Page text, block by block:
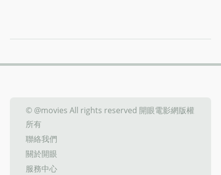
© @movies All rights reserved 開眼電影網版權
所有
聯絡我們
關於開眼
服務中心